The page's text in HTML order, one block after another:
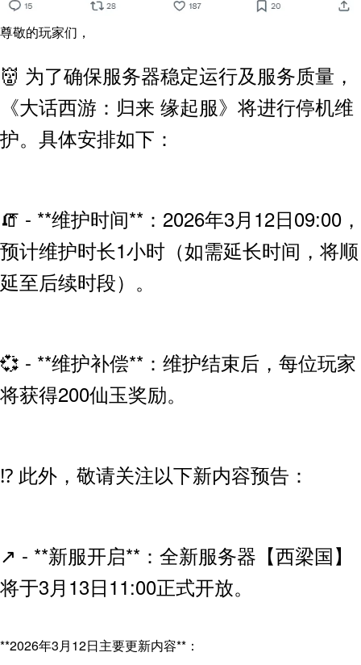
尊敬的玩家们，
👹 为了确保服务器稳定运行及服务质量，
《大话西游：归来 缘起服》将进行停机维
护。具体安排如下：
🧯 - **维护时间**：2026年3月12日09:00，
预计维护时长1小时（如需延长时间，将顺
延至后续时段）。
💞 - **维护补偿**：维护结束后，每位玩家
将获得200仙玉奖励。
⁉️ 此外，敬请关注以下新内容预告：
↗️ - **新服开启**：全新服务器【西梁国】
将于3月13日11:00正式开放。
**2026年3月12日主要更新内容**：